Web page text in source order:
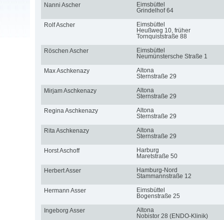
Nanni Ascher
Eimsbüttel
Grindelhof 64
Rolf Ascher
Eimsbüttel
Heußweg 10, früher
Tornquiststraße 88
Röschen Ascher
Eimsbüttel
Neumünstersche Straße 1
Max Aschkenazy
Altona
Sternstraße 29
Mirjam Aschkenazy
Altona
Sternstraße 29
Regina Aschkenazy
Altona
Sternstraße 29
Rita Aschkenazy
Altona
Sternstraße 29
Horst Aschoff
Harburg
Maretstraße 50
Herbert Asser
Hamburg-Nord
Stammannstraße 12
Hermann Asser
Eimsbüttel
Bogenstraße 25
Ingeborg Asser
Altona
Nobistor 28 (ENDO-Klinik)